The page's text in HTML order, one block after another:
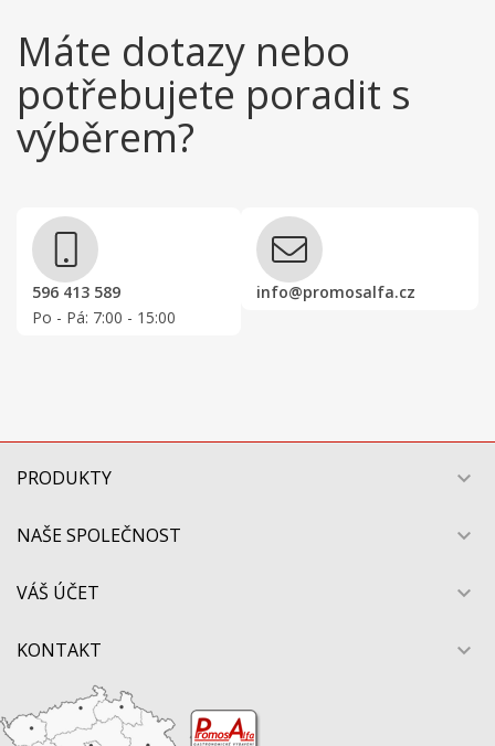
Máte dotazy nebo
potřebujete poradit s
výběrem?
596 413 589
Po - Pá: 7:00 - 15:00
info@promosalfa.cz
PRODUKTY 
NAŠE SPOLEČNOST 
VÁŠ ÚČET 
KONTAKT 